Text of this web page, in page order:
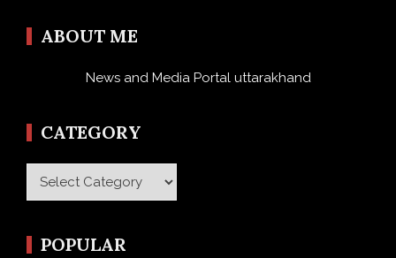
ABOUT ME
News and Media Portal uttarakhand
CATEGORY
Category
POPULAR